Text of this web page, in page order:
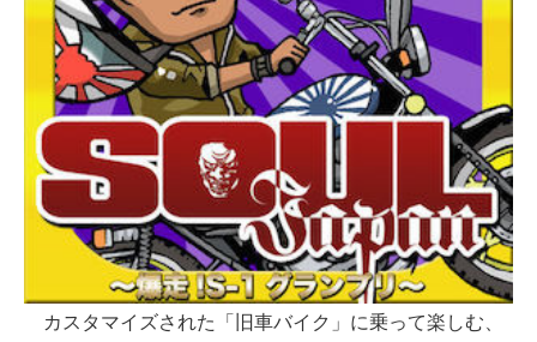
カスタマイズされた「旧車バイク」に乗って楽しむ、